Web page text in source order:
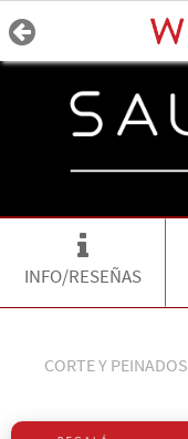
INFO/RESEÑAS
CORTE Y PEINADOS